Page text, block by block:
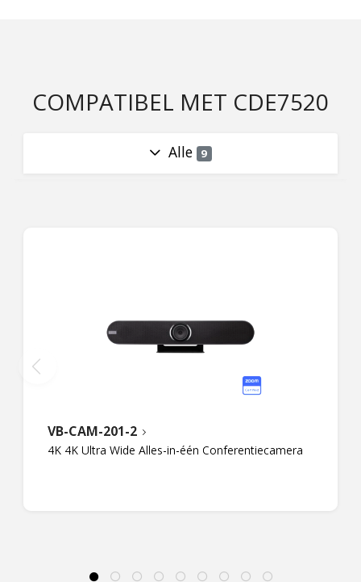
COMPATIBEL MET CDE7520
Alle 9
VB-CAM-201-2
4K 4K Ultra Wide Alles-in-één Conferentiecamera